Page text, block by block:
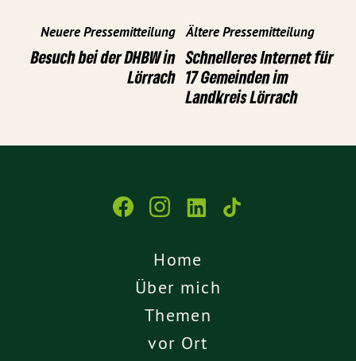
Neuere Pressemitteilung
Besuch bei der DHBW in
Lörrach
Ältere Pressemitteilung
Schnelleres Internet für
17 Gemeinden im
Landkreis Lörrach
Home
Über mich
Themen
vor Ort